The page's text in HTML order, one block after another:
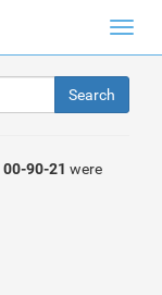
00-90-21 were